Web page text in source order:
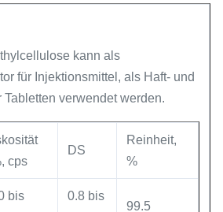
kann als
für Injektionsmittel, als Haft- und
Tabletten verwendet werden.
cps
DS
Reinheit,
%
bis
0.8 bis
99.5